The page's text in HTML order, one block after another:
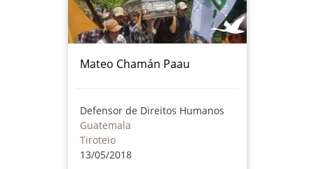
Mateo Chamán Paau
Defensor de Direitos Humanos
Guatemala
Tiroteio
13/05/2018